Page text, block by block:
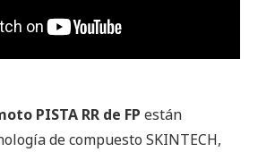
PISTA RR de FP están
de compuesto SKINTECH,